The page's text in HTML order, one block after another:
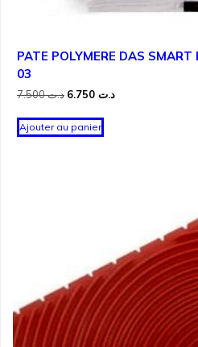
PATE POLYMERE DAS
03
د.ت7.500
Le
initial
était :
د.تLe
Ajouter au panier